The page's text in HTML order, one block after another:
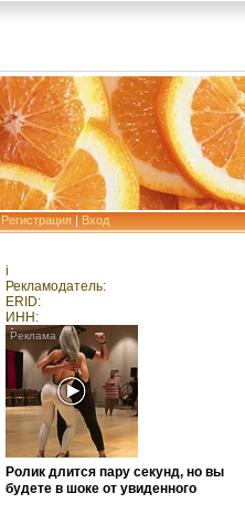
Регистрация| Вход
i
Рекламодатель:
ERID:
ИНН:
Ролик длится пару секунд, но вы
будете в шоке от увиденного